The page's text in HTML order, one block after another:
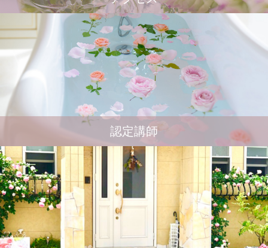
認定講師